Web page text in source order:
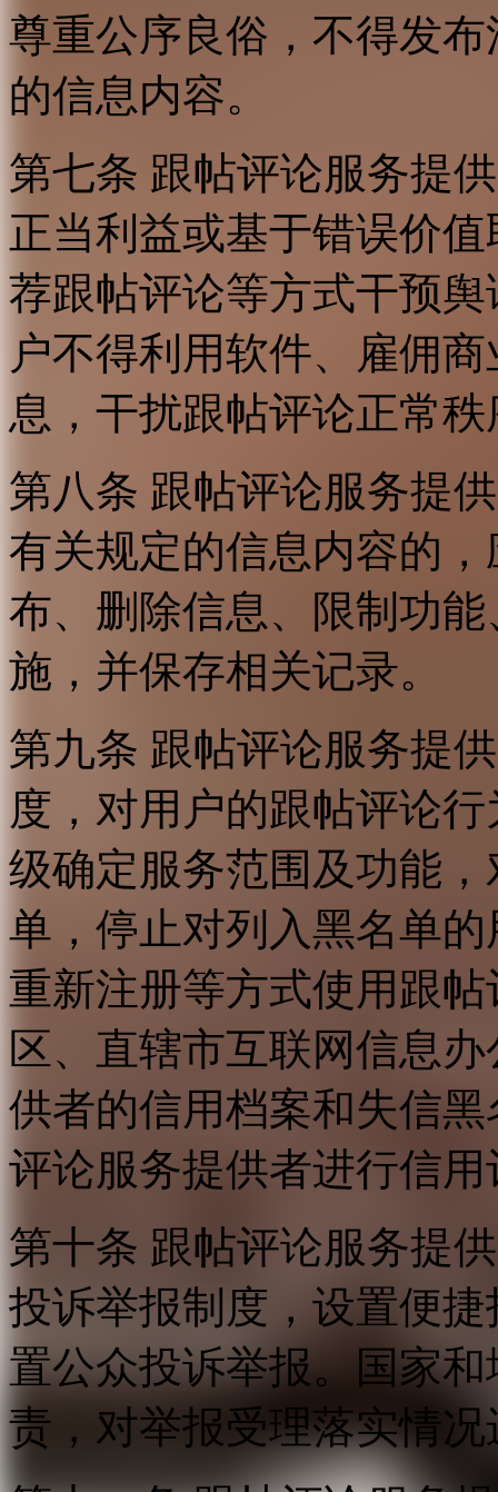
尊重公序良俗，不得发
的信息内容。
第七条 跟帖评论服务提
正当利益或基于错误价
荐跟帖评论等方式干预
户不得利用软件、雇佣
息，干扰跟帖评论正常
第八条 跟帖评论服务提
有关规定的信息内容的
布、删除信息、限制功
施，并保存相关记录。
第九条 跟帖评论服务提
度，对用户的跟帖评论
级确定服务范围及功能
单，停止对列入黑名单
重新注册等方式使用跟
区、直辖市互联网信息
供者的信用档案和失信
评论服务提供者进行信用
第十条 跟帖评论服务提
投诉举报制度，设置便
置公众投诉举报。国家
责，对举报受理落实情